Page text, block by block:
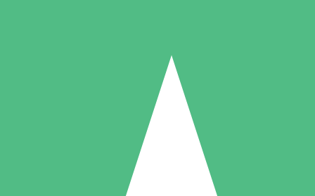
Individuelle Credit-Pakete
nach Bedarf mit Download-Credits. Keine monatliche Verpflichtung